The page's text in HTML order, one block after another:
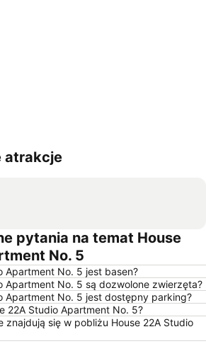
atrakcje
pytania na temat House
No. 5
Apartment No. 5 jest basen?
Apartment No. 5 są dozwolone zwierzęta?
Apartment No. 5 jest dostępny parking?
22A Studio Apartment No. 5?
znajdują się w pobliżu House 22A Studio